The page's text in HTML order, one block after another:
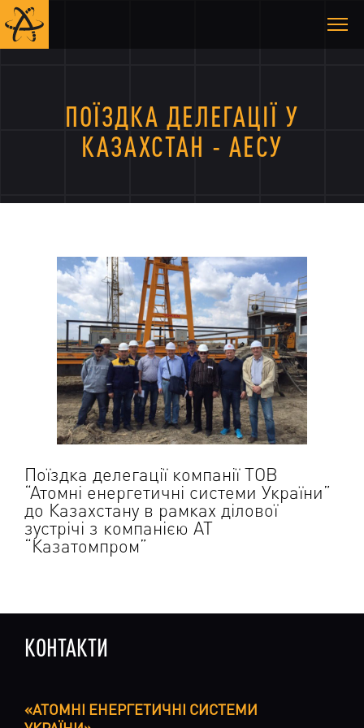
ПОЇЗДКА ДЕЛЕГАЦІЇ У
КАЗАХСТАН - АЕСУ
Поїздка делегації компанії ТОВ
“Атомні енергетичні системи України”
до Казахстану в рамках ділової
зустрічі з компанією АТ
“Казатомпром”
КОНТАКТИ
«АТОМНІ ЕНЕРГЕТИЧНІ СИСТЕМИ